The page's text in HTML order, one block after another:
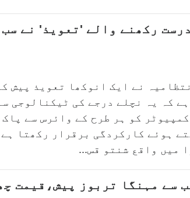
رکھنے والے 'تعویذ' نے سب
نے ایک انوکھا تعویذ پیش
کہ یہ نچلے درجے کی ٹیکنالوجی
کو ہر طرح کے وائرس سے پاک
ہوئے کارکردگی برقرار رکھتا
میں واقع شنتو قس...
سے مہنگا تربوز پیش،قیمت